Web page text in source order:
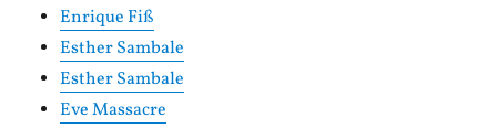
Enrique Fiß
Esther Sambale
Esther Sambale
Eve Massacre